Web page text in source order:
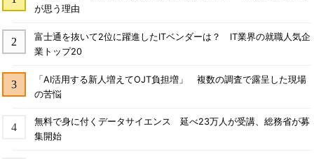
が思う理由
富士通を抜いて2位に躍進したITベンダーは？ IT業界の就職人気企
業トップ20
「AI活用する新人増えてOJT負担増」 複数の調査で露呈した現場
の苦悩
無料で身に付くデータサイエンス 延べ23万人が受講、総務省が募
集開始